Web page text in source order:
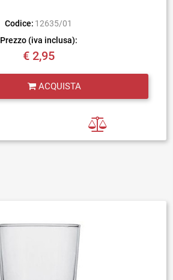
Codice: 12635/01
Prezzo (iva inclusa):
€ 2,95
ACQUISTA